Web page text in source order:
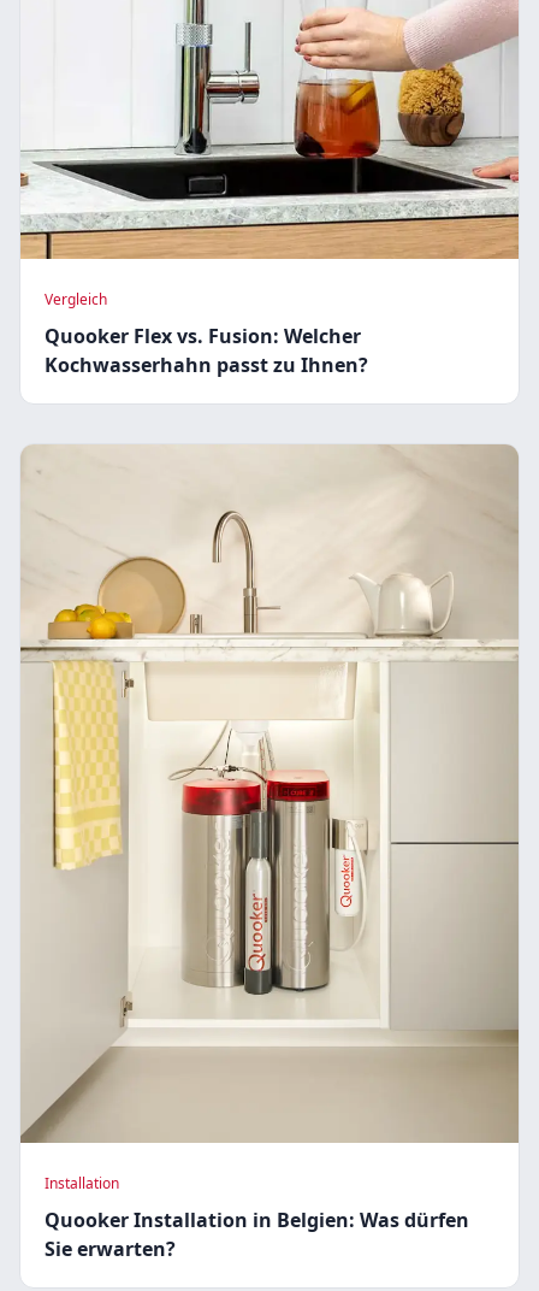
Vergleich
Quooker Flex vs. Fusion: Welcher
Kochwasserhahn passt zu Ihnen?
Installation
Quooker Installation in Belgien: Was dürfen
Sie erwarten?